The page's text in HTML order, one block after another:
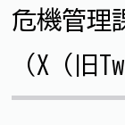
危機管理
（X（旧